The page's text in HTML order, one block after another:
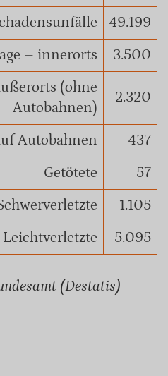
49.199
– innerorts
3.500
(ohne
Autobahnen)
2.320
Autobahnen
437
Getötete
57
1.105
Leichtverletzte
5.095
(Destatis)